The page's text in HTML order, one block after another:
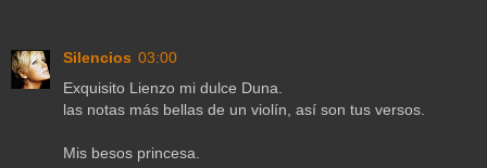
Silencios 03:00
Exquisito Lienzo mi dulce Duna.
las notas más bellas de un violín, así son tus versos.
Mis besos princesa.